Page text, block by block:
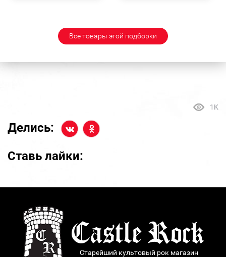
Все товары этой подборки
1K
Делись:
Ставь лайки:
Старейший культовый рок магазин